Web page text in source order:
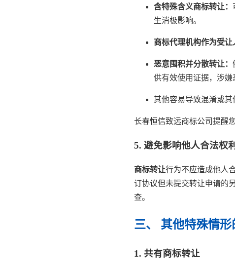
含特殊含义商标转让：
生消极影响。
商标代理机构作为受让
恶意囤积并分散转让：
供有效使用证据，涉嫌
其他容易导致混淆或其
长春恒信致远商标公司提醒
5. 避免影响他人合法权利
商标转让行为不应造成他人
订协议但未提交转让申请的
查。
三、 其他特殊情
1. 共有商标转让